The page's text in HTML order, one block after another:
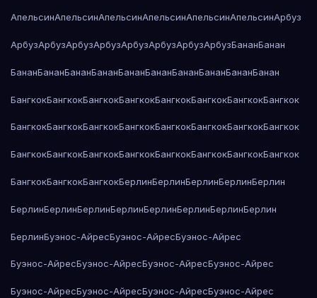
АпельсинАпельсинАпельсинАпельсинАпельсинАпельсинАрбуз
АрбузАрбузАрбузАрбузАрбузАрбузАрбузАрбузБананБанан
БананБананБананБананБананБананБананБананБананБанан
БангкокБангкокБангкокБангкокБангкокБангкокБангкокБангкок
БангкокБангкокБангкокБангкокБангкокБангкокБангкокБангкок
БангкокБангкокБангкокБангкокБангкокБангкокБангкокБангкок
БангкокБангкокБангкокБерлинБерлинБерлинБерлинБерлин
БерлинБерлинБерлинБерлинБерлинБерлинБерлинБерлин
БерлинБуэнос-АйресБуэнос-АйресБуэнос-Айрес
Буэнос-АйресБуэнос-АйресБуэнос-АйресБуэнос-Айрес
Буэнос-АйресБуэнос-АйресБуэнос-АйресБуэнос-Айрес